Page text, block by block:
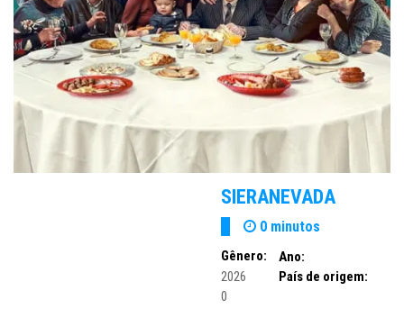
SIERANEVADA
0 minutos
Gênero:
Ano:
2026
País de origem:
0